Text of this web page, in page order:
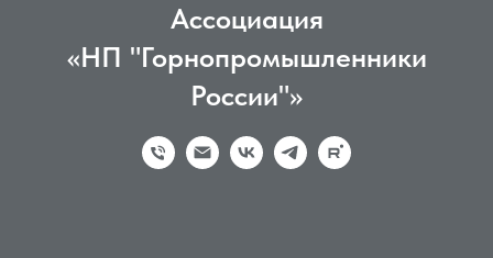
Ассоциация
«НП "Горнопромышленники
России"»